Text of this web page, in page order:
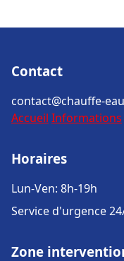
Contact
contact@chauffe-
Accueil Informations
Horaires
Lun-Ven: 8h-19h
Service d'urgence
Zone